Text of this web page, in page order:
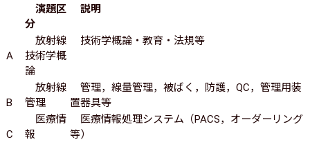
演題区
分
説明
A
放射線
技術学概
論
技術学概論・教育・法規等
B
放射線
管理
管理，線量管理，被ばく，防護，QC，管理用装
置器具等
C
医療情
報
医療情報処理システム（PACS，オーダーリング
等）